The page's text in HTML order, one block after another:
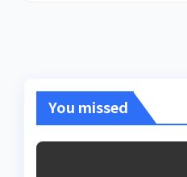
You missed